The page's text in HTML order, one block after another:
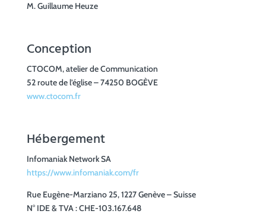
M. Guillaume Heuze
Conception
CTOCOM, atelier de Communication
52 route de l’église – 74250 BOGÈVE
www.ctocom.fr
Hébergement
Infomaniak Network SA
https://www.infomaniak.com/fr
Rue Eugène-Marziano 25, 1227 Genève – Suisse
N° IDE & TVA : CHE-103.167.648